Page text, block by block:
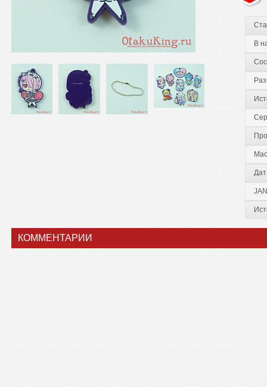
В
КОММЕНТАРИИ